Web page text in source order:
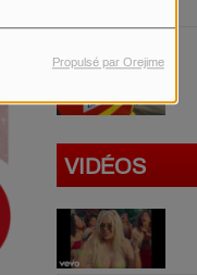
Propulsé par Orejime
VIDÉOS